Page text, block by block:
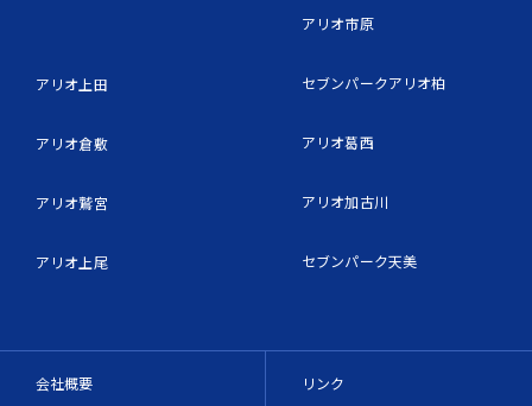
アリオ上田
アリオ倉敷
アリオ鷲宮
アリオ上尾
アリオ市原
セブンパークアリオ柏
アリオ葛西
アリオ加古川
セブンパーク天美
会社概要 リンク